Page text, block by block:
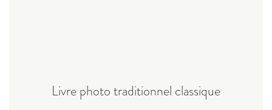
Livre photo traditionnel classique